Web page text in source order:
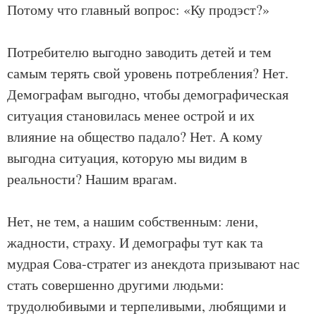
Потому что главный вопрос: «Ку продэст?»
Потребителю выгодно заводить детей и тем
самым терять свой уровень потребления? Нет.
Демографам выгодно, чтобы демографическая
ситуация становилась менее острой и их
влияние на общество падало? Нет. А кому
выгодна ситуация, которую мы видим в
реальности? Нашим врагам.
Нет, не тем, а нашим собственным: лени,
жадности, страху. И демографы тут как та
мудрая Сова-стратег из анекдота призывают нас
стать совершенно другими людьми:
трудолюбивыми и терпеливыми, любящими и